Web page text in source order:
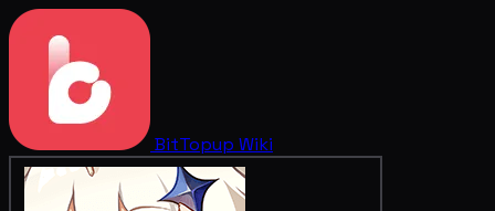
BitTopup Wiki